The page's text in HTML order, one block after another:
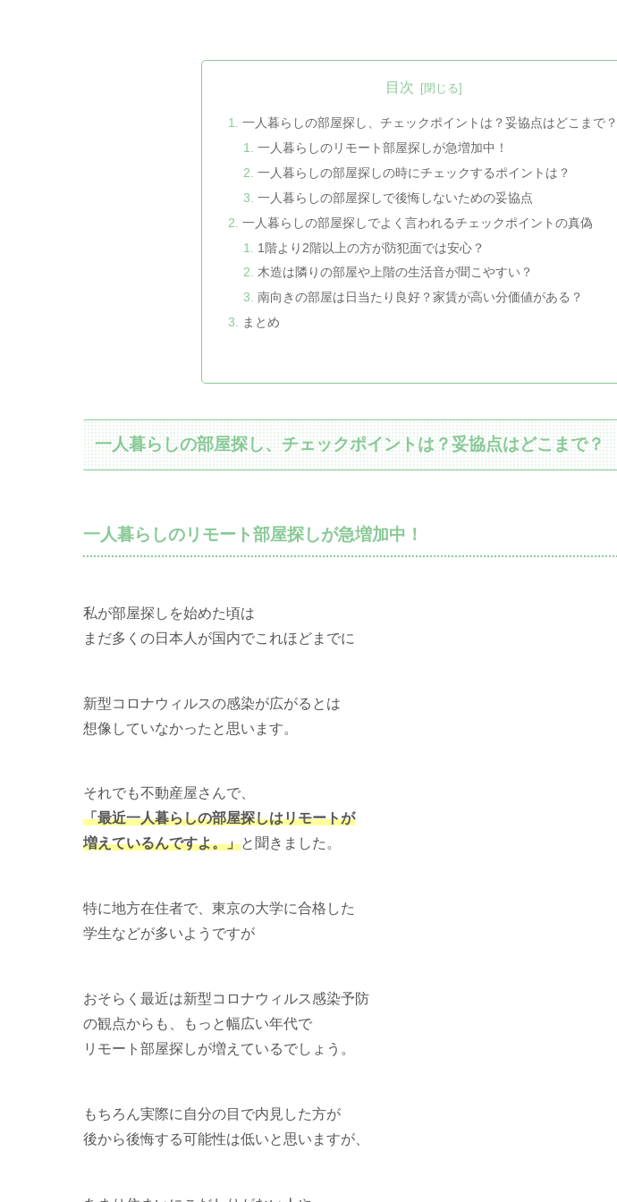
目次
一人暮らしの部屋探し、チェックポイントは？妥協点はどこまで？
一人暮らしのリモート部屋探しが急増加中！
一人暮らしの部屋探しの時にチェックするポイントは？
一人暮らしの部屋探しで後悔しないための妥協点
一人暮らしの部屋探しでよく言われるチェックポイントの真偽
1階より2階以上の方が防犯面では安心？
木造は隣りの部屋や上階の生活音が聞こやすい？
南向きの部屋は日当たり良好？家賃が高い分価値がある？
まとめ
一人暮らしの部屋探し、チェックポイントは？妥協点はどこまで？
一人暮らしのリモート部屋探しが急増加中！
私が部屋探しを始めた頃は
まだ多くの日本人が国内でこれほどまでに
新型コロナウィルスの感染が広がるとは
想像していなかったと思います。
それでも不動産屋さんで、
「最近一人暮らしの部屋探しはリモートが
増えているんですよ。」と聞きました。
特に地方在住者で、東京の大学に合格した
学生などが多いようですが
おそらく最近は新型コロナウィルス感染予防
の観点からも、もっと幅広い年代で
リモート部屋探しが増えているでしょう。
もちろん実際に自分の目で内見した方が
後から後悔する可能性は低いと思いますが、